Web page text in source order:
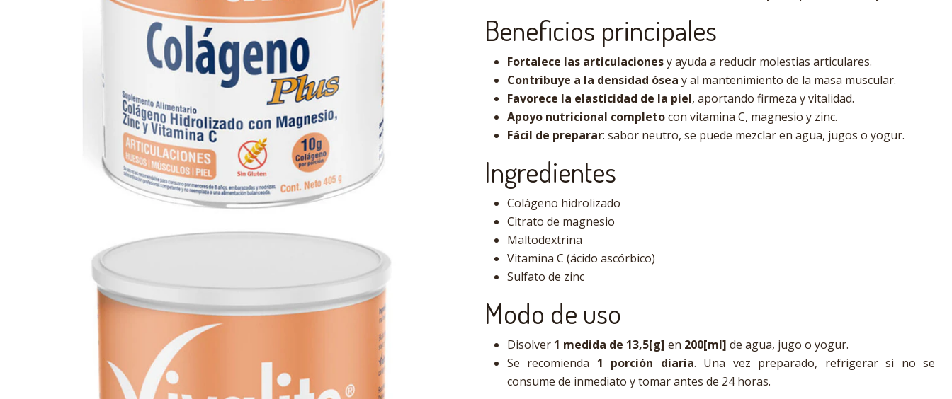
Beneficios principales
Fortalece las articulacionesy ayuda a reducir molestias articulares.
Contribuye a la densidad ósea y al mantenimiento de la masa muscular.
Favorece la elasticidad de la piel, aportando firmeza y vitalidad.
Apoyo nutricional completocon vitamina C, magnesio y zinc.
Fácil de preparar: sabor neutro, se puede mezclar en agua, jugos o yogur.
Ingredientes
Colágeno hidrolizado
Citrato de magnesio
Maltodextrina
Vitamina C (ácido ascórbico)
Sulfato de zinc
Modo de uso
Disolver 1 medida de 13,5[g] en 200[ml] de agua, jugo o yogur.
Se recomienda 1 porción diaria. Una vez preparado, refrigerar si no se
consume de inmediato y tomar antes de 24 horas.